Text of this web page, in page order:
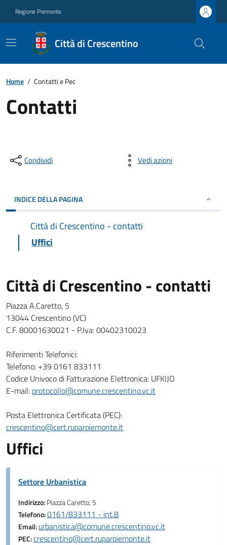
Regione Piemonte
Città di Crescentino
Home / Contatti e Pec
Contatti
Condividi Vedi azioni
INDICE DELLA PAGINA
Città di Crescentino - contatti
Uffici
Città di Crescentino - contatti
Piazza A.Caretto, 5
13044 Crescentino (VC)
C.F. 80001630021 - P.Iva: 00402310023
Riferimenti Telefonici:
Telefono: +39 0161 833111
Codice Univoco di Fatturazione Elettronica: UFKIJO
E-mail: protocollo@comune.crescentino.vc.it
Posta Elettronica Certificata (PEC):
crescentino@cert.ruparpiemonte.it
Uffici
Settore Urbanistica
Indirizzo:Piazza Caretto, 5
Telefono:0161/833111 - int.8
Email:urbanistica@comune.crescentino.vc.it
PEC:crescentino@cert.ruparpiemonte.it